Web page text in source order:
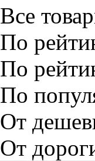
Все
По
По
По
От
От